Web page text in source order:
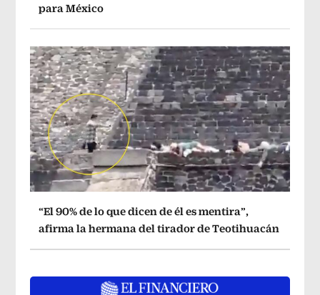
para México
“El 90% de lo que dicen de él es mentira”,
afirma la hermana del tirador de Teotihuacán